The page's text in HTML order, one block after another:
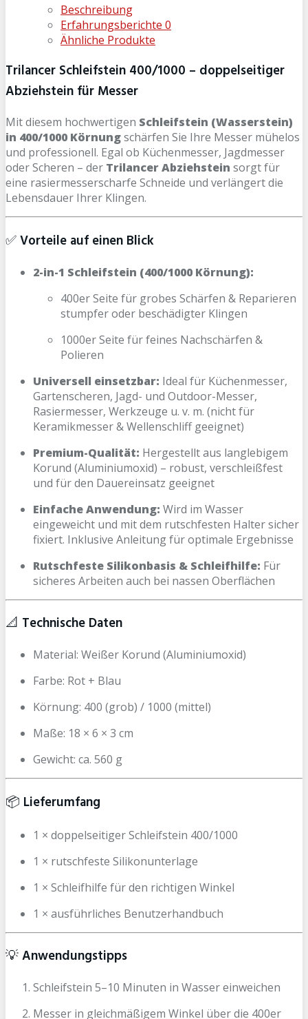
Beschreibung
Erfahrungsberichte 0
Ähnliche Produkte
Trilancer Schleifstein 400/1000 – doppelseitiger
Abziehstein für Messer
Mit diesem hochwertigen Schleifstein (Wasserstein)
in 400/1000 Körnungschärfen Sie Ihre Messer mühelos
und professionell. Egal ob Küchenmesser, Jagdmesser
oder Scheren – der Trilancer Abziehstein sorgt für
eine rasiermesserscharfe Schneide und verlängert die
Lebensdauer Ihrer Klingen.
✅Vorteile auf einen Blick
2-in-1 Schleifstein (400/1000 Körnung):
400er Seite für grobes Schärfen & Reparieren
stumpfer oder beschädigter Klingen
1000er Seite für feines Nachschärfen &
Polieren
Universell einsetzbar: Ideal für Küchenmesser,
Gartenscheren, Jagd- und Outdoor-Messer,
Rasiermesser, Werkzeuge u. v. m. (nicht für
Keramikmesser & Wellenschliff geeignet)
Premium-Qualität: Hergestellt aus langlebigem
Korund (Aluminiumoxid) – robust, verschleißfest
und für den Dauereinsatz geeignet
Einfache Anwendung: Wird im Wasser
eingeweicht und mit dem rutschfesten Halter sicher
fixiert. Inklusive Anleitung für optimale Ergebnisse
Rutschfeste Silikonbasis & Schleifhilfe: Für
sicheres Arbeiten auch bei nassen Oberflächen
📐 Technische Daten
Material: Weißer Korund (Aluminiumoxid)
Farbe: Rot + Blau
Körnung: 400 (grob) / 1000 (mittel)
Maße: 18 × 6 × 3 cm
Gewicht: ca. 560 g
📦 Lieferumfang
1 × doppelseitiger Schleifstein 400/1000
1 × rutschfeste Silikonunterlage
1 × Schleifhilfe für den richtigen Winkel
1 × ausführliches Benutzerhandbuch
💡Anwendungstipps
Schleifstein 5–10 Minuten in Wasser einweichen
Messer in gleichmäßigem Winkel über die 400er